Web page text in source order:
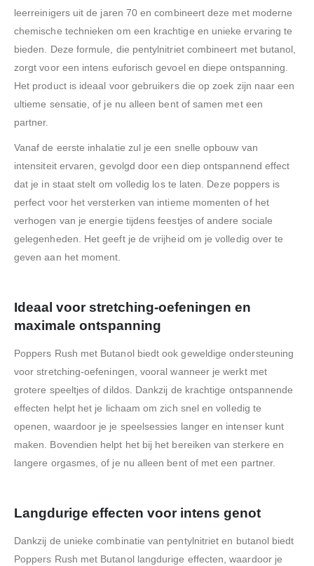
leerreinigers uit de jaren 70 en combineert deze met moderne
chemische technieken om een krachtige en unieke ervaring te
bieden. Deze formule, die pentylnitriet combineert met butanol,
zorgt voor een intens euforisch gevoel en diepe ontspanning.
Het product is ideaal voor gebruikers die op zoek zijn naar een
ultieme sensatie, of je nu alleen bent of samen met een
partner.
Vanaf de eerste inhalatie zul je een snelle opbouw van
intensiteit ervaren, gevolgd door een diep ontspannend effect
dat je in staat stelt om volledig los te laten. Deze poppers is
perfect voor het versterken van intieme momenten of het
verhogen van je energie tijdens feestjes of andere sociale
gelegenheden. Het geeft je de vrijheid om je volledig over te
geven aan het moment.
Ideaal voor stretching-oefeningen en
maximale ontspanning
Poppers Rush met Butanol biedt ook geweldige ondersteuning
voor stretching-oefeningen, vooral wanneer je werkt met
grotere speeltjes of dildos. Dankzij de krachtige ontspannende
effecten helpt het je lichaam om zich snel en volledig te
openen, waardoor je je speelsessies langer en intenser kunt
maken. Bovendien helpt het bij het bereiken van sterkere en
langere orgasmes, of je nu alleen bent of met een partner.
Langdurige effecten voor intens genot
Dankzij de unieke combinatie van pentylnitriet en butanol biedt
Poppers Rush met Butanol langdurige effecten, waardoor je